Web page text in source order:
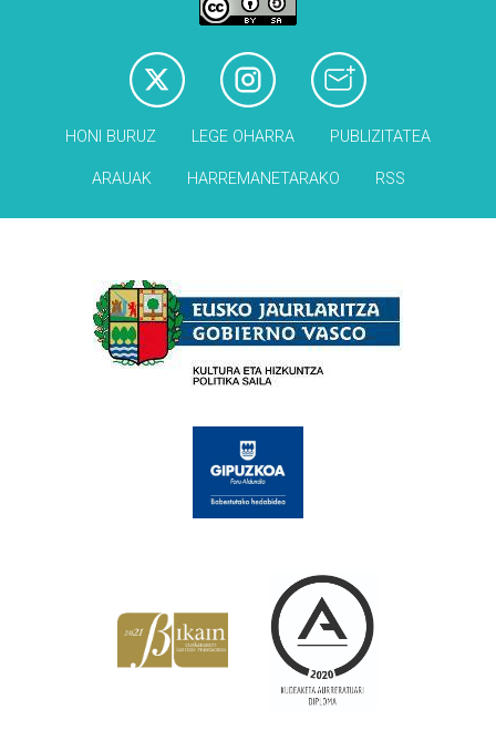
HONI BURUZ LEGE OHARRA PUBLIZITATEA
ARAUAK HARREMANETARAKO RSS